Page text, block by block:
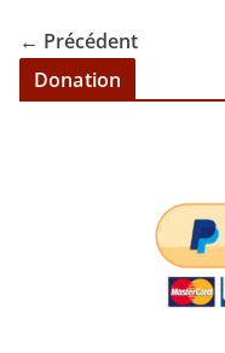
← Précédent
Donation